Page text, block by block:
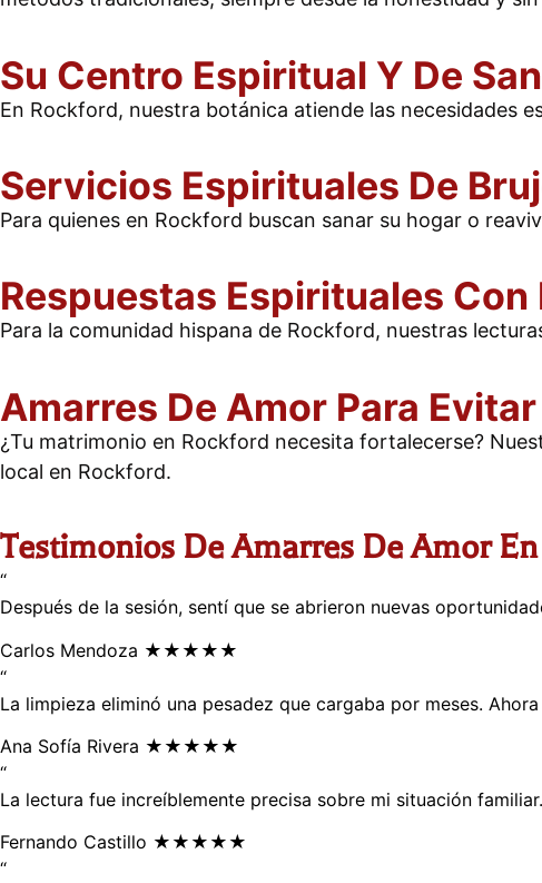
Su Centro Espiritual Y De
En Rockford, nuestra botánica atiende las necesidades
Servicios Espirituales De
Para quienes en Rockford buscan sanar su hogar o
Respuestas Espirituales
Para la comunidad hispana de Rockford, nuestras
Amarres De Amor Para
¿Tu matrimonio en Rockford necesita fortalecerse?
local en Rockford.
Testimonios De Amarres De Amor
“
Después de la sesión, sentí que se abrieron nuevas
Carlos Mendoza ★★★★★
“
La limpieza eliminó una pesadez que cargaba por meses.
Ana Sofía Rivera ★★★★★
“
La lectura fue increíblemente precisa sobre mi situación
Fernando Castillo ★★★★★
“